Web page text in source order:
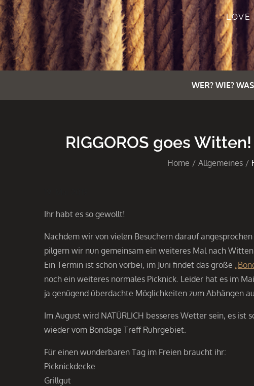
LOVE
WER? WIE?
RIGGOROS goes
Home Allgemeines
Ihr habt es so gewollt!
Nachdem wir von vielen Besuchern darauf
pilgern wir nun gemeinsam ein weiteres Mal nach Witten.
Ein Termin ist schon vorbei, im Juni findet das große
noch ein weiteres normales Picknick. Leider hat es im
ja genügend überdachte Möglichkeiten zum Abhängen
Im August wird NATÜRLICH besseres Wetter sein, es
wieder vom Bondage Treff Ruhrgebiet.
Für einen wunderbaren Tag im Freien braucht ihr:
Picknickdecke
Grillgut